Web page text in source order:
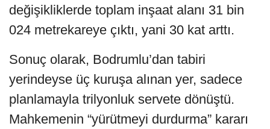
değişikliklerde toplam inşaat alanı 31 bin
024 metrekareye çıktı, yani 30 kat arttı.
Sonuç olarak, Bodrumlu’dan tabiri
yerindeyse üç kuruşa alınan yer, sadece
planlamayla trilyonluk servete dönüştü.
Mahkemenin “yürütmeyi durdurma” kararı